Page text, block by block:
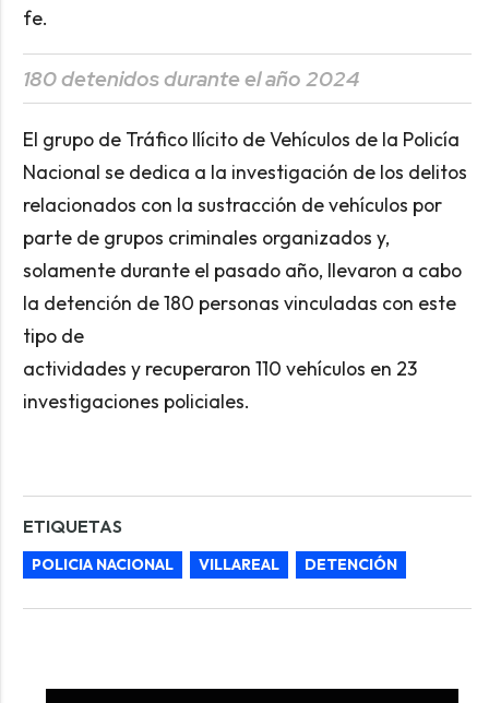
fe.
180 detenidos durante el año 2024
El grupo de Tráfico Ilícito de Vehículos de la Policía
Nacional se dedica a la investigación de los delitos
relacionados con la sustracción de vehículos por
parte de grupos criminales organizados y,
solamente durante el pasado año, llevaron a cabo
la detención de 180 personas vinculadas con este
tipo de
actividades y recuperaron 110 vehículos en 23
investigaciones policiales.
ETIQUETAS
POLICIA NACIONAL VILLAREAL DETENCIÓN